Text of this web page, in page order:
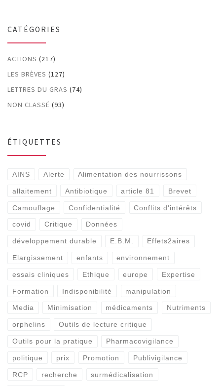
CATÉGORIES
ACTIONS (217)
LES BRÈVES (127)
LETTRES DU GRAS (74)
NON CLASSÉ (93)
ÉTIQUETTES
AINS Alerte Alimentation des nourrissons
allaitement Antibiotique article 81 Brevet
Camouflage Confidentialité Conflits d'intérêts
covid Critique Données
développement durable E.B.M. Effets2aires
Elargissement enfants environnement
essais cliniques Ethique europe Expertise
Formation Indisponibilité manipulation
Media Minimisation médicaments Nutriments
orphelins Outils de lecture critique
Outils pour la pratique Pharmacovigilance
politique prix Promotion Publivigilance
RCP recherche surmédicalisation